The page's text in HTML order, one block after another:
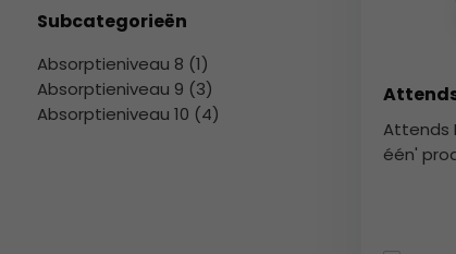
u
en
swipetekens
gebruiken.
Subcategorieën
Absorptieniveau 8 (1)
Absorptieniveau 9 (3)
Absorptieniveau 10 (4)
Attends
één'